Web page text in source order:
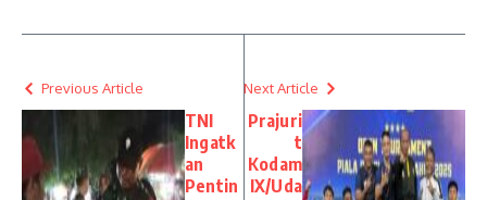
Previous Article
TNI
Ingatk
an
Pentin
Next Article
Prajuri
t
Kodam
IX/Uda